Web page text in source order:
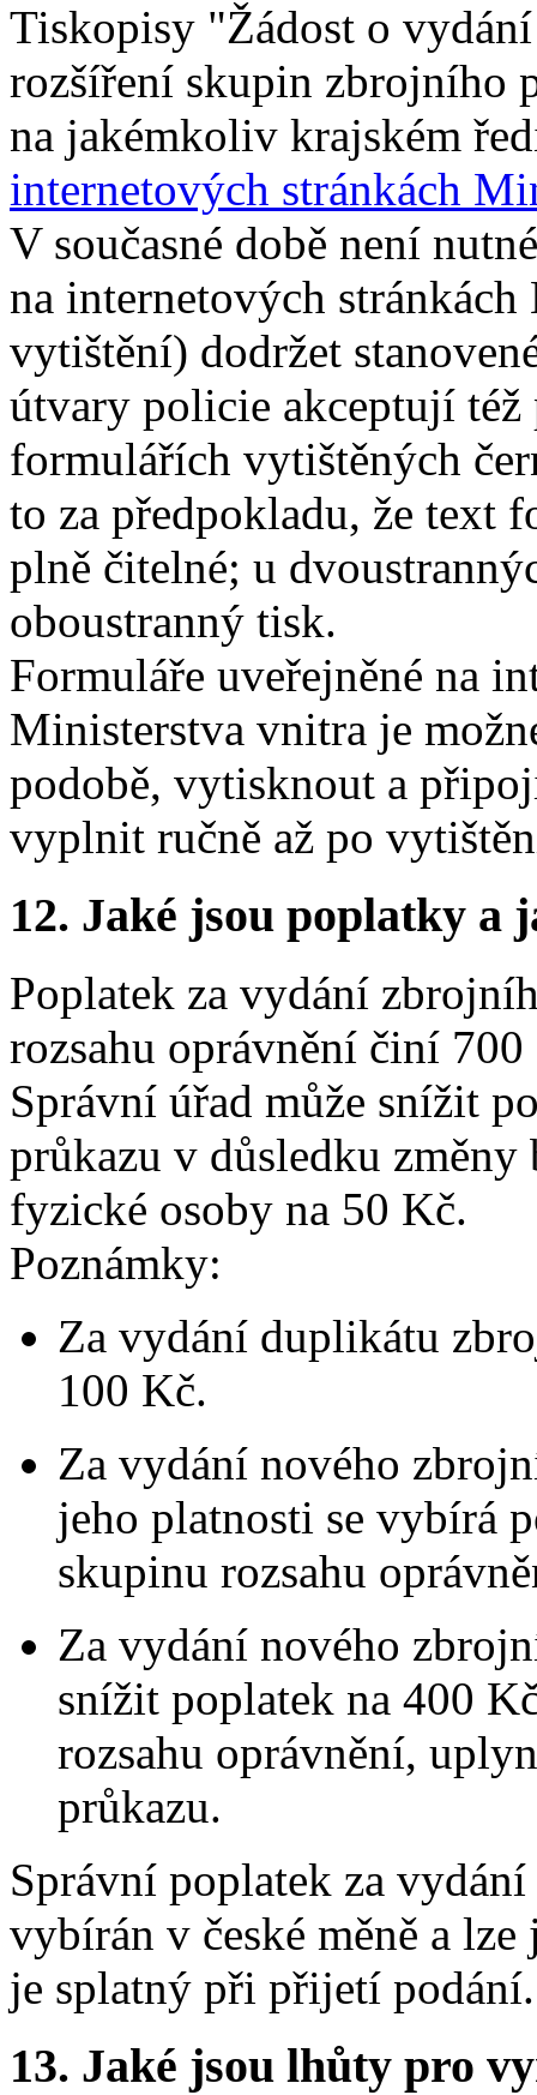
Tiskopisy "Žádost o
rozšíření skupin zbrojního
na jakémkoliv krajském
internetových stránkách
V současné době není
na internetových
vytištění) dodržet
útvary policie akceptují též
formulářích vytištěných
to za předpokladu, že text
plně čitelné; u
oboustranný tisk.
Formuláře uveřejněné na
Ministerstva vnitra je
podobě, vytisknout a
vyplnit ručně až po
12. Jaké jsou poplatky a
Poplatek za vydání
rozsahu oprávnění činí
Správní úřad může snížit
průkazu v důsledku
fyzické osoby na 50 Kč.
Poznámky:
Za vydání duplikátu
100 Kč.
Za vydání nového
jeho platnosti se vybírá
skupinu rozsahu
Za vydání nového
snížit poplatek na 400
rozsahu oprávnění,
průkazu.
Správní poplatek za
vybírán v české měně a
je splatný při přijetí podání.
13. Jaké jsou lhůty pro